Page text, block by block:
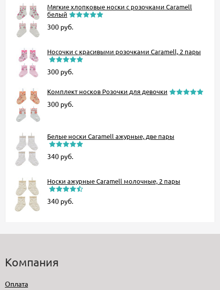
Мягкие хлопковые носки с розочками Caramell
белый
300 руб.
Носочки с красивыми розочками Caramell, 2 пары
300 руб.
Комплект носков Розочки для девочки
300 руб.
Белые носки Caramell ажурные, две пары
340 руб.
Носки ажурные Caramell молочные, 2 пары
340 руб.
Компания
Оплата